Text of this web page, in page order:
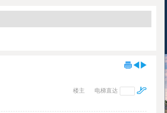
电梯直达
楼主